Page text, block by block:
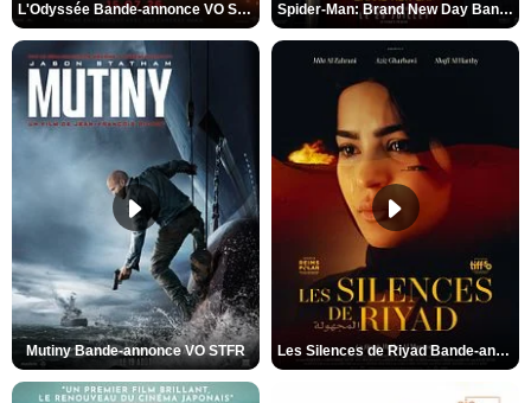
L'Odyssée Bande-annonce VO STFR Spider-Man: Brand New Day Bande-annonce VO STFR
Mutiny Bande-annonce VO STFR Les Silences de Riyad Bande-annonce VO STFR